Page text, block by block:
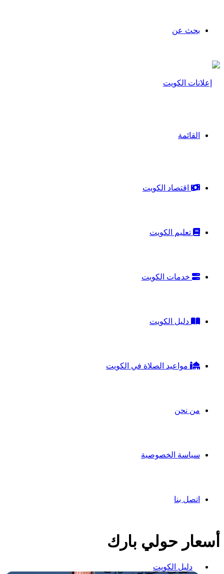
بحث عن
القائمة
اقتصاد الكويت
تعليم الكويت
خدمات الكويت
دليل الكويت
مواعيد الصلاة في الكويت
من نحن
سياسة الخصوصية
اتصل بنا
أسعار حولي بارك
دليل الكويت